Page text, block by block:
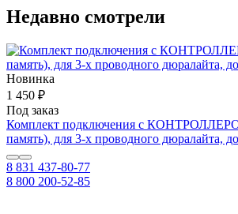
Недавно смотрели
Новинка
1 450 ₽
Под заказ
Комплект подключения с
память), для 3-х проводного дюралайта,
8 831 437-80-77
8 800 200-52-85